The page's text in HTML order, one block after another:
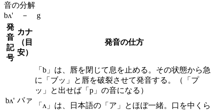
音の分解
bʌ' － g
発
音
記
号
カナ
（目
安）
発音の仕方
bʌ' バァ
「b」は、唇を閉じて息を止める。その状態から急
に「ブッ」と唇を破裂させて発音する。（「プ
ッ」と出せば「p」の音になる）
「ʌ」は、日本語の「ア」とほぼ一緒。口を中くら